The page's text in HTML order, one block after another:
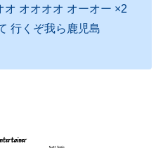
オ オオオオ オーオー ×2
行くぞ我ら鹿児島